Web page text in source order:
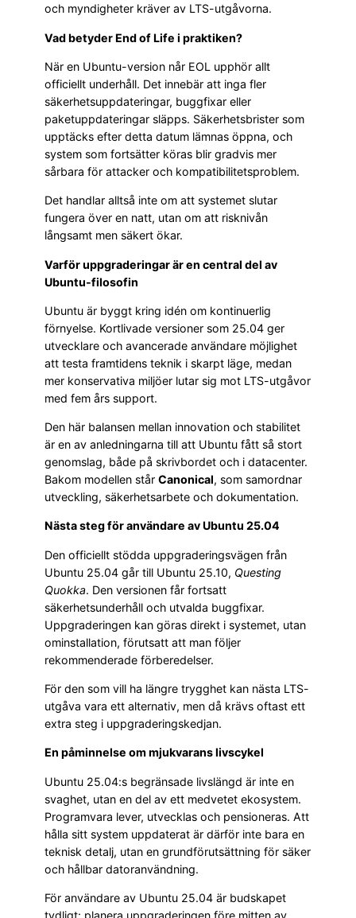
och myndigheter kräver av LTS-utgåvorna.
Vad betyder End of Life i praktiken?
När en Ubuntu-version når EOL upphör allt
officiellt underhåll. Det innebär att inga fler
säkerhetsuppdateringar, buggfixar eller
paketuppdateringar släpps. Säkerhetsbrister som
upptäcks efter detta datum lämnas öppna, och
system som fortsätter köras blir gradvis mer
sårbara för attacker och kompatibilitetsproblem.
Det handlar alltså inte om att systemet slutar
fungera över en natt, utan om att risknivån
långsamt men säkert ökar.
Varför uppgraderingar är en central del av
Ubuntu-filosofin
Ubuntu är byggt kring idén om kontinuerlig
förnyelse. Kortlivade versioner som 25.04 ger
utvecklare och avancerade användare möjlighet
att testa framtidens teknik i skarpt läge, medan
mer konservativa miljöer lutar sig mot LTS-utgåvor
med fem års support.
Den här balansen mellan innovation och stabilitet
är en av anledningarna till att Ubuntu fått så stort
genomslag, både på skrivbordet och i datacenter.
Bakom modellen står Canonical, som samordnar
utveckling, säkerhetsarbete och dokumentation.
Nästa steg för användare av Ubuntu 25.04
Den officiellt stödda uppgraderingsvägen från
Ubuntu 25.04 går till Ubuntu 25.10, Questing
Quokka. Den versionen får fortsatt
säkerhetsunderhåll och utvalda buggfixar.
Uppgraderingen kan göras direkt i systemet, utan
ominstallation, förutsatt att man följer
rekommenderade förberedelser.
För den som vill ha längre trygghet kan nästa LTS-
utgåva vara ett alternativ, men då krävs oftast ett
extra steg i uppgraderingskedjan.
En påminnelse om mjukvarans livscykel
Ubuntu 25.04:s begränsade livslängd är inte en
svaghet, utan en del av ett medvetet ekosystem.
Programvara lever, utvecklas och pensioneras. Att
hålla sitt system uppdaterat är därför inte bara en
teknisk detalj, utan en grundförutsättning för säker
och hållbar datoranvändning.
För användare av Ubuntu 25.04 är budskapet
tydligt: planera uppgraderingen före mitten av